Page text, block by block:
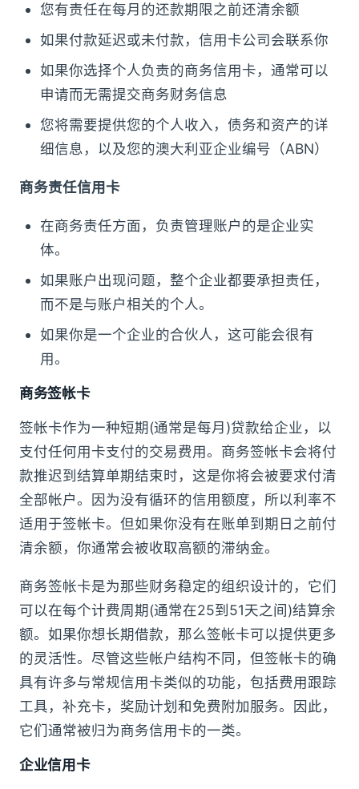
您有责任在每月的还款期限之前还清余额
如果付款延迟或未付款，信用卡公司会联系你
如果你选择个人负责的商务信用卡，通常可以
申请而无需提交商务财务信息
您将需要提供您的个人收入，债务和资产的详
细信息，以及您的澳大利亚企业编号（ABN）
商务责任信用卡
在商务责任方面，负责管理账户的是企业实
体。
如果账户出现问题，整个企业都要承担责任，
而不是与账户相关的个人。
如果你是一个企业的合伙人，这可能会很有
用。
商务签帐卡
签帐卡作为一种短期(通常是每月)贷款给企业，以
支付任何用卡支付的交易费用。商务签帐卡会将付
款推迟到结算单期结束时，这是你将会被要求付清
全部帐户。因为没有循环的信用额度，所以利率不
适用于签帐卡。但如果你没有在账单到期日之前付
清余额，你通常会被收取高额的滞纳金。
商务签帐卡是为那些财务稳定的组织设计的，它们
可以在每个计费周期(通常在25到51天之间)结算余
额。如果你想长期借款，那么签帐卡可以提供更多
的灵活性。尽管这些帐户结构不同，但签帐卡的确
具有许多与常规信用卡类似的功能，包括费用跟踪
工具，补充卡，奖励计划和免费附加服务。因此，
它们通常被归为商务信用卡的一类。
企业信用卡